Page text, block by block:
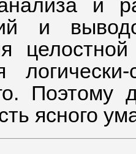
и
и
Поэтому
ясного